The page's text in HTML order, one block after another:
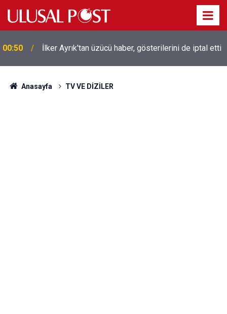
00:39
Liverpool efsanesi Mısırlı yıldız Mohamed Salah
Trabzonspor ile anlaştı! Yarın geliyor
Anasayfa TV VE DİZİLER